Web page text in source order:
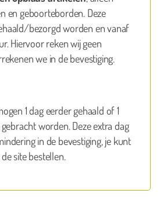
en geboorteborden. Deze
bezorgd worden en vanaf
Hiervoor reken wij geen
we in de bevestiging.
1 dag eerder gehaald of 1
worden. Deze extra dag
in de bevestiging, je kunt
site bestellen.